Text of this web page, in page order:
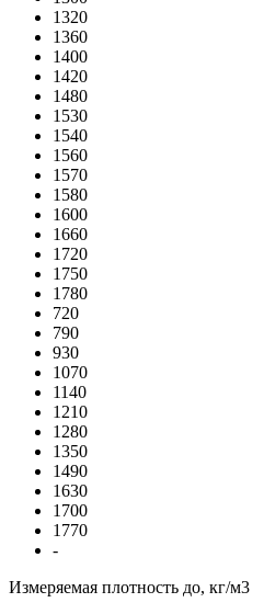
1320
1360
1400
1420
1480
1530
1540
1560
1570
1580
1600
1660
1720
1750
1780
720
790
930
1070
1140
1210
1280
1350
1490
1630
1700
1770
-
Измеряемая плотность до, кг/м3